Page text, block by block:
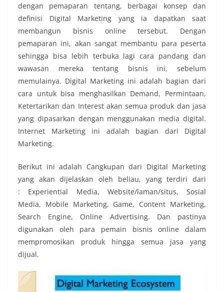
dengan pemaparan tentang, berbagai konsep dan
definisi Digital Marketing yang ia dapatkan saat
membangun bisnis online tersebut. Dengan
pemaparan ini, akan sangat membantu para peserta
sehingga bisa lebih terbuka lagi cara pandang dan
wawasan mereka tentang bisnis ini, sebelum
memulainya. Digital Marketing ini adalah bagian dari
cara untuk bisa menghasilkan Demand, Permintaan,
Ketertarikan dan Interest akan semua produk dan jasa
yang dipasarkan dengan menggunakan media digital.
Internet Marketing ini adalah bagian dari Digital
Marketing.
Berikut ini adalah Cangkupan dari Digital Marketing
yang akan dijelaskan oleh beliau, yang terdiri dari
: Experiential Media, Website/laman/situs, Sosial
Media, Mobile Marketing, Game, Content Marketing,
Search Engine, Online Advertising. Dan pastinya
digunakan oleh para pemain bisnis online dalam
mempromosikan produk hingga semua jasa yang
dijual.